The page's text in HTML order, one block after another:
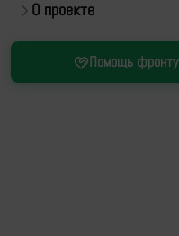
О проекте
Помощь фронту